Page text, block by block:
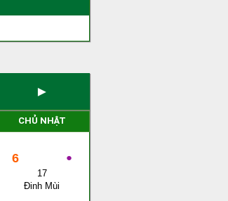
►
CHỦ NHẬT
●
6
17
Đinh Mùi